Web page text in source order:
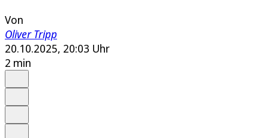
Von
Oliver Tripp
20.10.2025, 20:03 Uhr
2 min